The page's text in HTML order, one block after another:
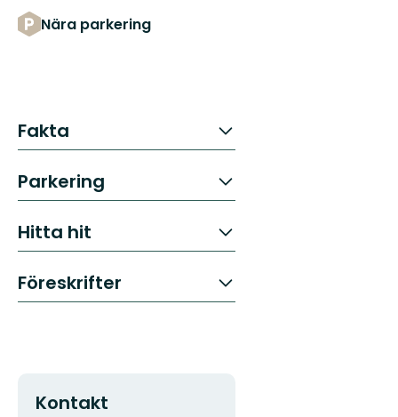
Nära parkering
Fakta
Parkering
Hitta hit
Föreskrifter
Kontakt